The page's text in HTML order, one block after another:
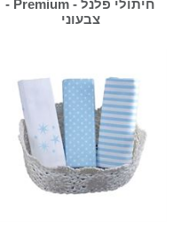
חיתולי פלנל - Premium -
צבעוני